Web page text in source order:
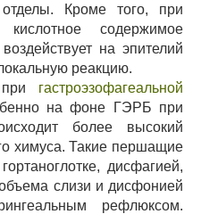
Кроме того, при
кислотное содержимое
на эпителий
реакцию.
при гастроэзофагеальной
на фоне ГЭРБ при
более высокий
химуса. Такие першащие
дисфагией,
слизи и дисфонией
рефлюксом.